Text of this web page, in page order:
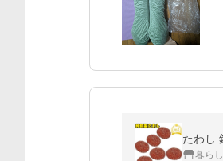
暮ら